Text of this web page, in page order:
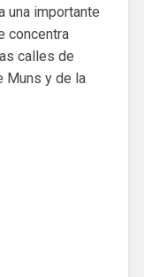
una importante
concentra
calles de
Muns y de la